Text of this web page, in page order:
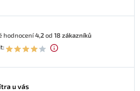
hodnocení4,2od 18zákazníků
u vás